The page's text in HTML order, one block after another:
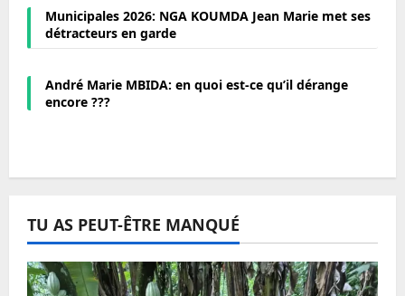
Municipales 2026: NGA KOUMDA Jean Marie met ses
détracteurs en garde
André Marie MBIDA: en quoi est-ce qu’il dérange
encore ???
TU AS PEUT-ÊTRE MANQUÉ